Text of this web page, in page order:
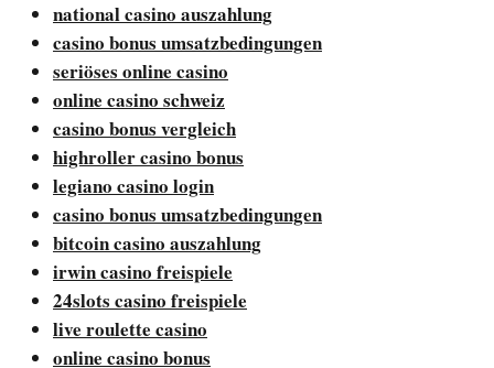
national casino auszahlung
casino bonus umsatzbedingungen
seriöses online casino
online casino schweiz
casino bonus vergleich
highroller casino bonus
legiano casino login
casino bonus umsatzbedingungen
bitcoin casino auszahlung
irwin casino freispiele
24slots casino freispiele
live roulette casino
online casino bonus